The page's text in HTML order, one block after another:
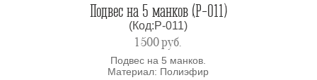
Подвес на 5 манков (P-011)
(Код:P-011)
1 500руб.
Подвес на 5 манков.
Материал: Полиэфир